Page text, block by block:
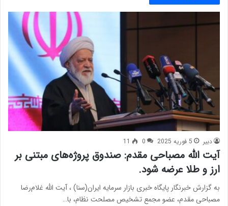
دبیر 5 فوریه 2025 0
11
آیت الله مصباحی مقدم: صندوق پروژه‌های مبتنی بر
ارز و طلا عرضه شود.
به گزارش خبرنگار پایگاه خبری بازار سرمایه ایران(سنا) ، آیت الله غلام‌رضا
مصباحی مقدم، عضو مجمع تشخیص مصلحت نظام، با…